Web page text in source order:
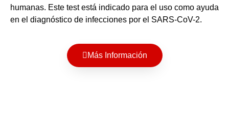
humanas. Este test está indicado para el uso como ayuda
en el diagnóstico de infecciones por el SARS-CoV-2.
Más Información